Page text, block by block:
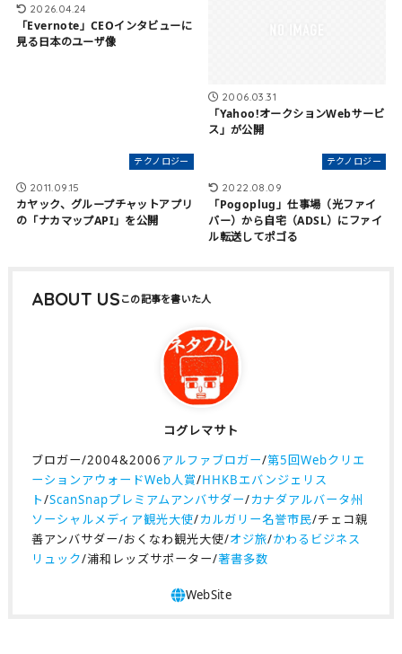
2026.04.24
「Evernote」CEOインタビューに
見る日本のユーザ像
2006.03.31
「Yahoo!オークションWebサービ
ス」が公開
テクノロジー
2011.09.15
カヤック、グループチャットアプリ
の「ナカマップAPI」を公開
テクノロジー
2022.08.09
「Pogoplug」仕事場（光ファイ
バー）から自宅（ADSL）にファイ
ル転送してポゴる
ABOUT US
コグレマサト
ブロガー/2004&2006アルファブロガー/第5回Webクリエ
ーションアウォードWeb人賞/HHKBエバンジェリス
ト/ScanSnapプレミアムアンバサダー/カナダアルバータ州
ソーシャルメディア観光大使/カルガリー名誉市民/チェコ親
善アンバサダー/おくなわ観光大使/オジ旅/かわるビジネス
リュック/浦和レッズサポーター/著書多数